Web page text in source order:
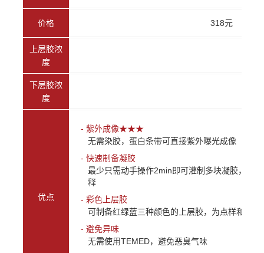
价格 318元
上层胶浓
度
下层胶浓
度
优点
- 紫外成像★★★
无需染胶，蛋白条带可直接紫外曝光成像
- 快速制备凝胶
最少只需动手操作2min即可灌制多块凝胶，无
释
- 彩色上层胶
可制备红绿蓝三种颜色的上层胶，为点样和区
- 避免异味
无需使用TEMED，避免恶臭气味